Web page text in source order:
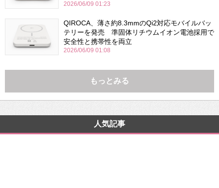
2026/06/09 01:23
QIROCA、薄さ約8.3mmのQi2対応モバイルバッ
テリーを発売 準固体リチウムイオン電池採用で
安全性と携帯性を両立
2026/06/09 01:08
もっとみる
人気記事